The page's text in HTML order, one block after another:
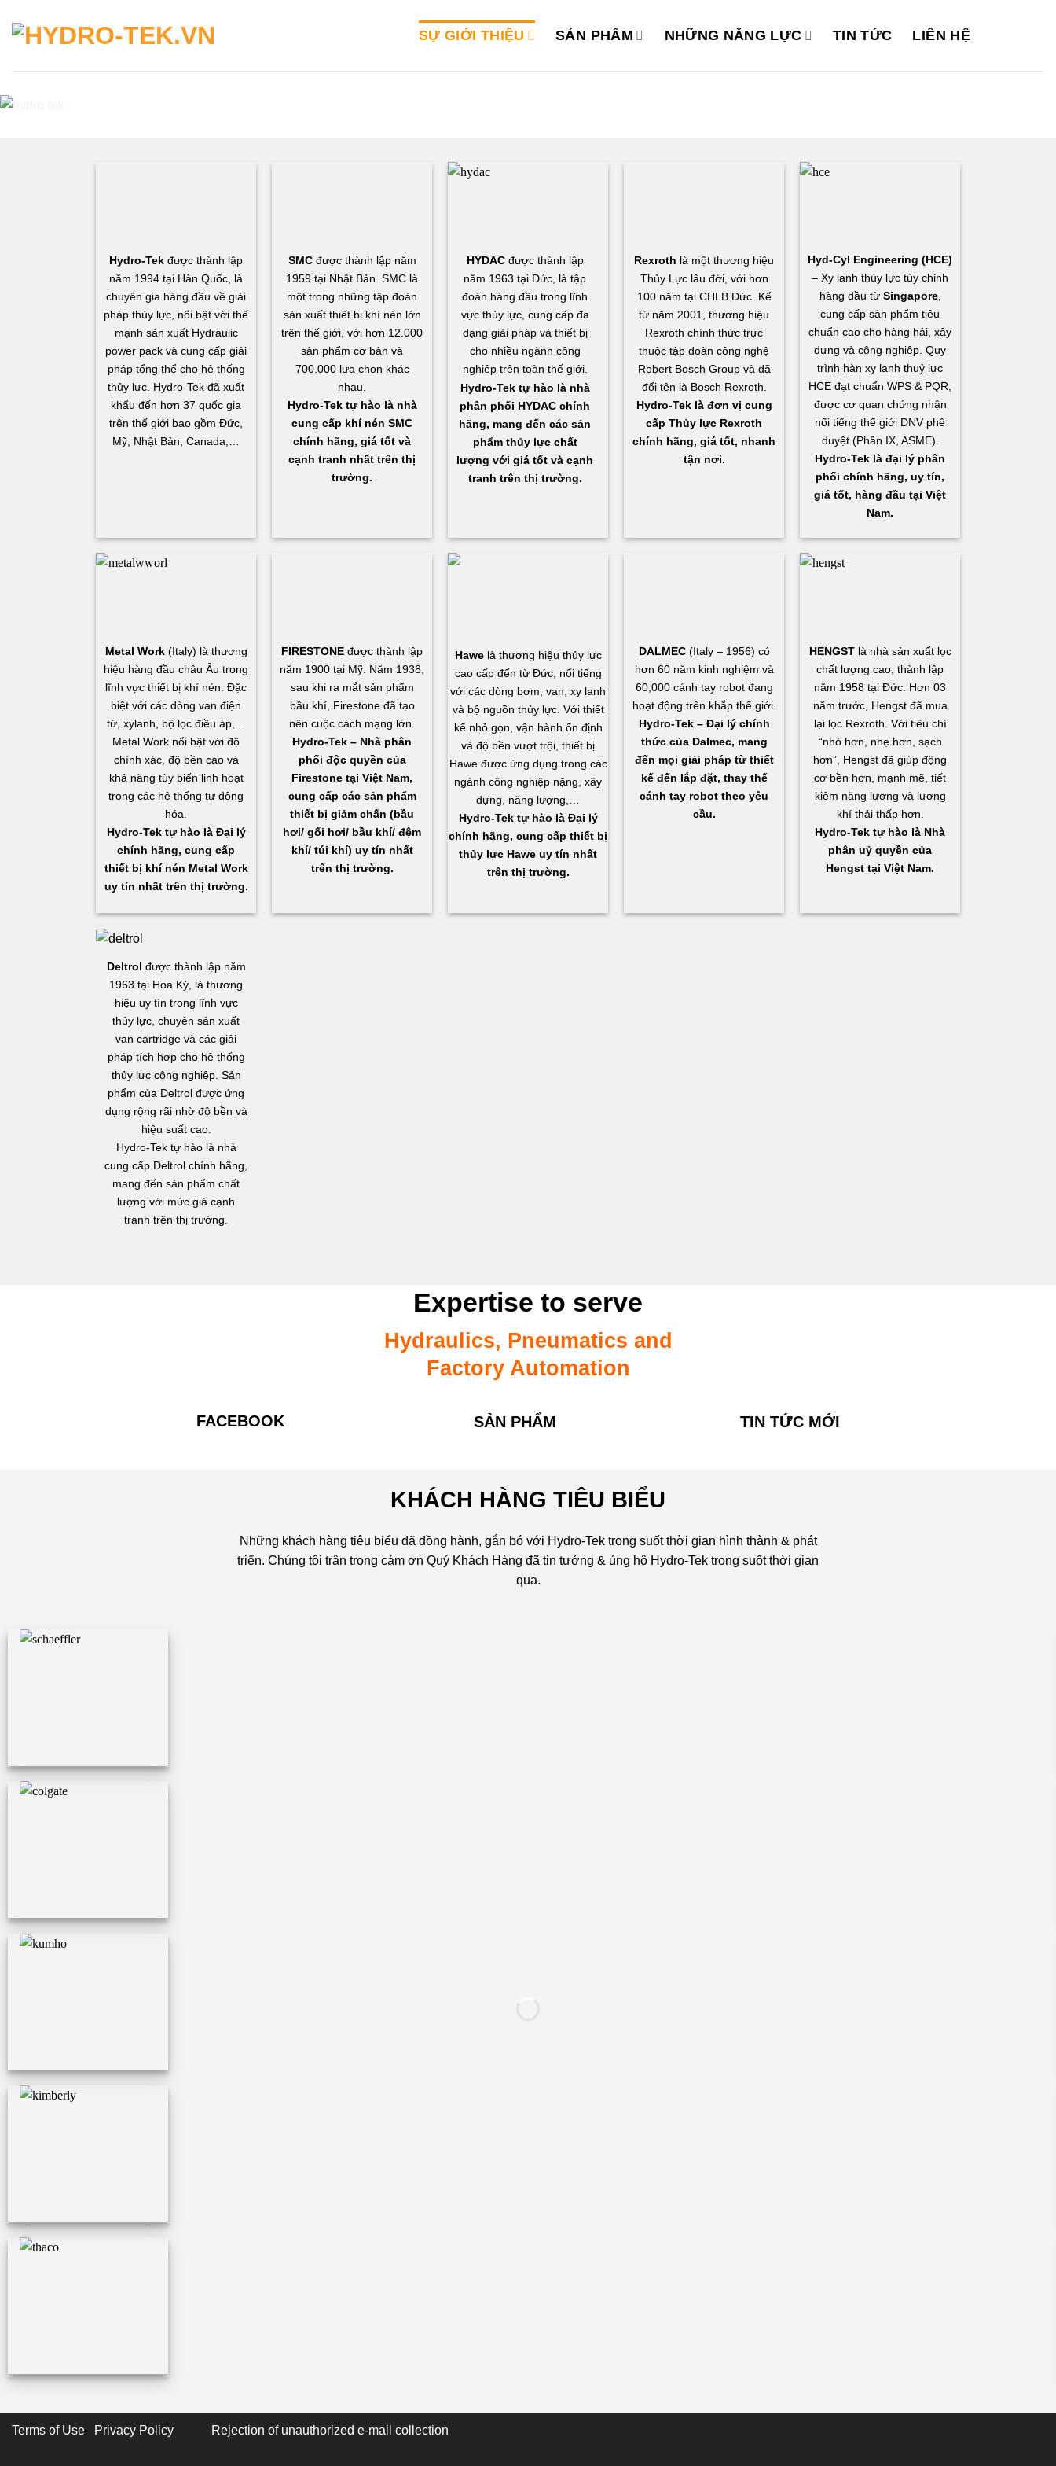
content
SỰ GIỚI THIỆU SẢN PHẨM NHỮNG NĂNG LỰC TIN TỨC LIÊN HỆ
Hydro-Tek được thành lập
năm 1994 tại Hàn Quốc, là
chuyên gia hàng đầu về giải
pháp thủy lực, nổi bật với thế
mạnh sản xuất Hydraulic
power pack và cung cấp giải
pháp tổng thể cho hệ thống
thủy lực. Hydro-Tek đã xuất
khẩu đến hơn 37 quốc gia
trên thế giới bao gồm Đức,
Mỹ, Nhật Bản, Canada,…
SMCđược thành lập năm
1959 tại Nhật Bản. SMC là
một trong những tập đoàn
sản xuất thiết bị khí nén lớn
trên thế giới, với hơn 12.000
sản phẩm cơ bản và
700.000 lựa chọn khác
nhau.
Hydro-Tek tự hào là nhà
cung cấp khí nén SMC
chính hãng, giá tốt và
cạnh tranh nhất trên thị
trường.
HYDACđược thành lập
năm 1963 tại Đức, là tập
đoàn hàng đầu trong lĩnh
vực thủy lực, cung cấp đa
dạng giải pháp và thiết bị
cho nhiều ngành công
nghiệp trên toàn thế giới.
Hydro-Tektự hào là nhà
phân phối HYDAC chính
hãng, mang đến các sản
phẩm thủy lực chất
lượng với giá tốt và cạnh
tranh trên thị trường.
Rexroth là một thương hiệu
Thủy Lực lâu đời, với hơn
100 năm tại CHLB Đức. Kể
từ năm 2001, thương hiệu
Rexroth chính thức trực
thuộc tập đoàn công nghệ
Robert Bosch Group và đã
đổi tên là Bosch Rexroth.
Hydro-Tek là đơn vị cung
cấp Thủy lực Rexroth
chính hãng, giá tốt, nhanh
tận nơi.
Hyd-Cyl Engineering (HCE)
– Xy lanh thủy lực tùy chỉnh
hàng đầu từ Singapore,
cung cấp sản phẩm tiêu
chuẩn cao cho hàng hải, xây
dựng và công nghiệp. Quy
trình hàn xy lanh thuỷ lực
HCE đạt chuẩn WPS & PQR,
được cơ quan chứng nhận
nổi tiếng thế giới DNV phê
duyệt (Phần IX, ASME).
Hydro-Tek là đại lý phân
phối chính hãng, uy tín,
giá tốt, hàng đầu tại Việt
Nam.
Metal Work(Italy) là thương
hiệu hàng đầu châu Âu trong
lĩnh vực thiết bị khí nén. Đặc
biệt với các dòng van điện
từ, xylanh, bộ lọc điều áp,…
Metal Work nổi bật với độ
chính xác, độ bền cao và
khả năng tùy biến linh hoạt
trong các hệ thống tự động
hóa.
Hydro-Tek tự hào là Đại lý
chính hãng, cung cấp
thiết bị khí nén Metal Work
uy tín nhất trên thị trường.
FIRESTONE được thành lập
năm 1900 tại Mỹ. Năm 1938,
sau khi ra mắt sản phẩm
bầu khí, Firestone đã tạo
nên cuộc cách mạng lớn.
Hydro-Tek – Nhà phân
phối độc quyền của
Firestone tại Việt Nam,
cung cấp các sản phẩm
thiết bị giảm chấn (bầu
hơi/ gối hơi/ bầu khí/ đệm
khí/ túi khí) uy tín nhất
trên thị trường.
Hawelà thương hiệu thủy lực
cao cấp đến từ Đức, nổi tiếng
với các dòng bơm, van, xy lanh
và bộ nguồn thủy lực. Với thiết
kế nhỏ gọn, vận hành ổn định
và độ bền vượt trội, thiết bị
Hawe được ứng dụng trong các
ngành công nghiệp nặng, xây
dựng, năng lượng,…
Hydro-Tek tự hào là Đại lý
chính hãng, cung cấp thiết bị
thủy lực Hawe uy tín nhất
trên thị trường.
DALMEC(Italy – 1956) có
hơn 60 năm kinh nghiệm và
60,000 cánh tay robot đang
hoạt động trên khắp thế giới.
Hydro-Tek – Đại lý chính
thức của Dalmec, mang
đến mọi giải pháp từ thiết
kế đến lắp đặt, thay thế
cánh tay robot theo yêu
cầu.
HENGSTlà nhà sản xuất lọc
chất lượng cao, thành lập
năm 1958 tại Đức. Hơn 03
năm trước, Hengst đã mua
lại lọc Rexroth. Với tiêu chí
“nhỏ hơn, nhẹ hơn, sạch
hơn”, Hengst đã giúp động
cơ bền hơn, mạnh mẽ, tiết
kiệm năng lượng và lượng
khí thải thấp hơn.
Hydro-Tek tự hào là Nhà
phân uỷ quyền của
Hengst tại Việt Nam.
Deltrol được thành lập năm
1963 tại Hoa Kỳ, là thương
hiệu uy tín trong lĩnh vực
thủy lực, chuyên sản xuất
van cartridge và các giải
pháp tích hợp cho hệ thống
thủy lực công nghiệp. Sản
phẩm của Deltrol được ứng
dụng rộng rãi nhờ độ bền và
hiệu suất cao.
Hydro-Tek tự hào là nhà
cung cấp Deltrol chính hãng,
mang đến sản phẩm chất
lượng với mức giá cạnh
tranh trên thị trường.
Expertise to serve
Hydraulics, Pneumatics and
Factory Automation
FACEBOOK SẢN PHẨM TIN TỨC MỚI
KHÁCH HÀNG TIÊU BIỂU
Những khách hàng tiêu biểu đã đồng hành, gắn bó với Hydro-Tek trong suốt thời gian hình thành & phát
triển. Chúng tôi trân trọng cám ơn Quý Khách Hàng đã tin tưởng & ủng hộ Hydro-Tek trong suốt thời gian
qua.
Terms of Use Privacy Policy Rejection of unauthorized e-mail collection